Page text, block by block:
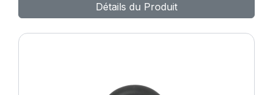
Détails du Produit